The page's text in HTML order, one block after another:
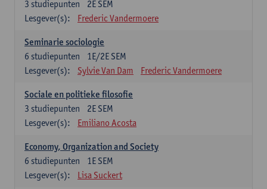
2E SEM
3 studiepunten
Lesgever(s):
Frederic Vandermoere
Seminarie sociologie
1E/2E SEM
6 studiepunten
Lesgever(s):
Sylvie Van Dam Frederic Vandermoere
Sociale en politieke filosofie
2E SEM
3 studiepunten
Lesgever(s):
Emiliano Acosta
Economy, Organization and Society
1E SEM
6 studiepunten
Lesgever(s):
Lisa Suckert